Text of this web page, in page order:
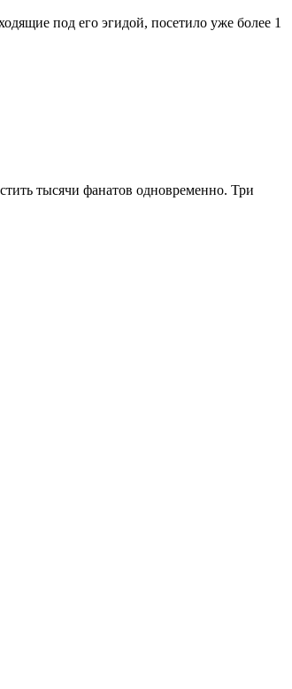
под его эгидой, посетило уже более 1
тысячи фанатов одновременно. Три